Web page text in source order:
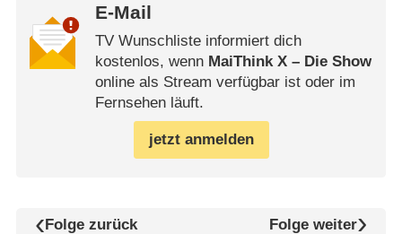
E-Mail
TV Wunschliste informiert dich
kostenlos, wenn MaiThink X – Die Show
online als Stream verfügbar ist oder im
Fernsehen läuft.
jetzt anmelden
Folge zurück Folge weiter